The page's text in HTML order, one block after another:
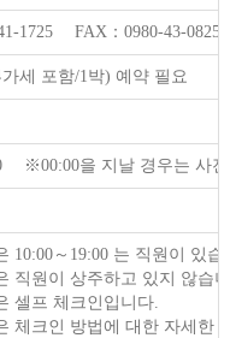
1725 FAX：0980-43-0825
세 포함/1박) 예약 필요
※00:00을 지날 경우는 사
10:00～19:00 는 직원이 있습
직원이 상주하고 있지 않습
셀프 체크인입니다.
체크인 방법에 대한 자세한